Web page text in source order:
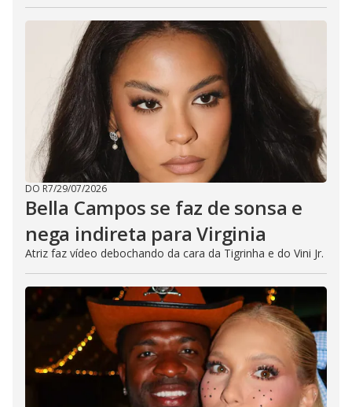
DO R7/29/07/2026
Bella Campos se faz de sonsa e
nega indireta para Virginia
Atriz faz vídeo debochando da cara da Tigrinha e do Vini Jr.